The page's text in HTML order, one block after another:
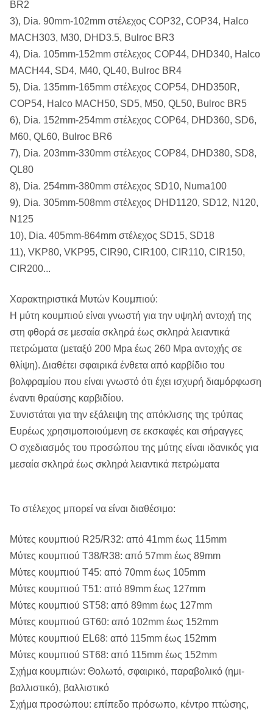
BR2
3), Dia. 90mm-102mm στέλεχος COP32, COP34, Halco
MACH303, M30, DHD3.5, Bulroc BR3
4), Dia. 105mm-152mm στέλεχος COP44, DHD340, Halco
MACH44, SD4, M40, QL40, Bulroc BR4
5), Dia. 135mm-165mm στέλεχος COP54, DHD350R,
COP54, Halco MACH50, SD5, M50, QL50, Bulroc BR5
6), Dia. 152mm-254mm στέλεχος COP64, DHD360, SD6,
M60, QL60, Bulroc BR6
7), Dia. 203mm-330mm στέλεχος COP84, DHD380, SD8,
QL80
8), Dia. 254mm-380mm στέλεχος SD10, Numa100
9), Dia. 305mm-508mm στέλεχος DHD1120, SD12, N120,
N125
10), Dia. 405mm-864mm στέλεχος SD15, SD18
11), VKP80, VKP95, CIR90, CIR100, CIR110, CIR150,
CIR200...
Χαρακτηριστικά Μυτών Κουμπιού:
Η μύτη κουμπιού είναι γνωστή για την υψηλή αντοχή της
στη φθορά σε μεσαία σκληρά έως σκληρά λειαντικά
πετρώματα (μεταξύ 200 Mpa έως 260 Mpa αντοχής σε
θλίψη). Διαθέτει σφαιρικά ένθετα από καρβίδιο του
βολφραμίου που είναι γνωστό ότι έχει ισχυρή διαμόρφωση
έναντι θραύσης καρβιδίου.
Συνιστάται για την εξάλειψη της απόκλισης της τρύπας
Ευρέως χρησιμοποιούμενη σε εκσκαφές και σήραγγες
Ο σχεδιασμός του προσώπου της μύτης είναι ιδανικός για
μεσαία σκληρά έως σκληρά λειαντικά πετρώματα
Το στέλεχος μπορεί να είναι διαθέσιμο:
Μύτες κουμπιού R25/R32: από 41mm έως 115mm
Μύτες κουμπιού T38/R38: από 57mm έως 89mm
Μύτες κουμπιού T45: από 70mm έως 105mm
Μύτες κουμπιού T51: από 89mm έως 127mm
Μύτες κουμπιού ST58: από 89mm έως 127mm
Μύτες κουμπιού GT60: από 102mm έως 152mm
Μύτες κουμπιού EL68: από 115mm έως 152mm
Μύτες κουμπιού ST68: από 115mm έως 152mm
Σχήμα κουμπιών: Θολωτό, σφαιρικό, παραβολικό (ημι-
βαλλιστικό), βαλλιστικό
Σχήμα προσώπου: επίπεδο πρόσωπο, κέντρο πτώσης,